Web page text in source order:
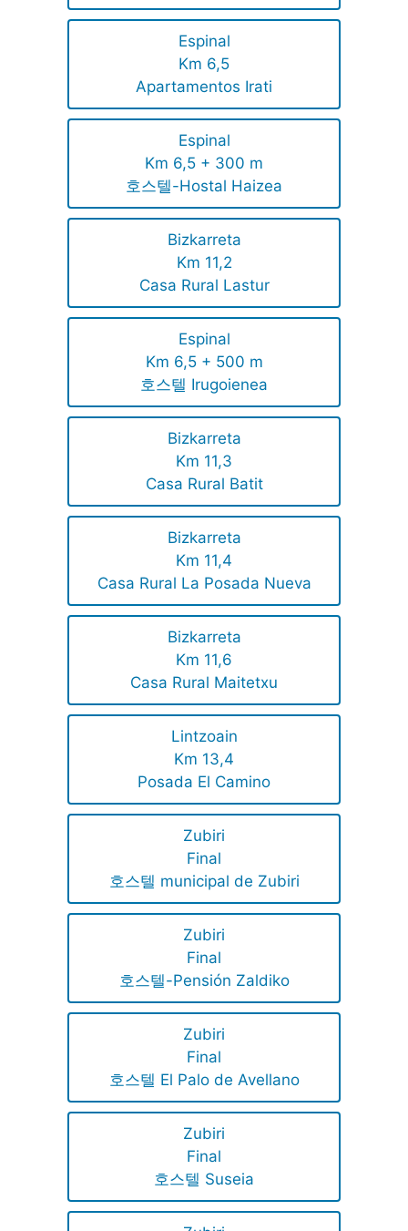
Espinal
Km 6,5
Apartamentos Irati
Espinal
Km 6,5 + 300 m
호스텔-Hostal Haizea
Bizkarreta
Km 11,2
Casa Rural Lastur
Espinal
Km 6,5 + 500 m
호스텔 Irugoienea
Bizkarreta
Km 11,3
Casa Rural Batit
Bizkarreta
Km 11,4
Casa Rural La Posada Nueva
Bizkarreta
Km 11,6
Casa Rural Maitetxu
Lintzoain
Km 13,4
Posada El Camino
Zubiri
Final
호스텔 municipal de Zubiri
Zubiri
Final
호스텔-Pensión Zaldiko
Zubiri
Final
호스텔 El Palo de Avellano
Zubiri
Final
호스텔 Suseia